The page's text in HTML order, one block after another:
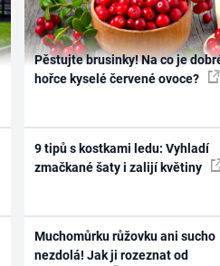
Pěstujte brusinky! Na co je
hořce kyselé červené ovoce?
9 tipů s kostkami ledu: Vyhladí
zmačkané šaty i zalijí květiny
Muchomůrku růžovku ani sucho
nezdolá! Jak ji rozeznat od